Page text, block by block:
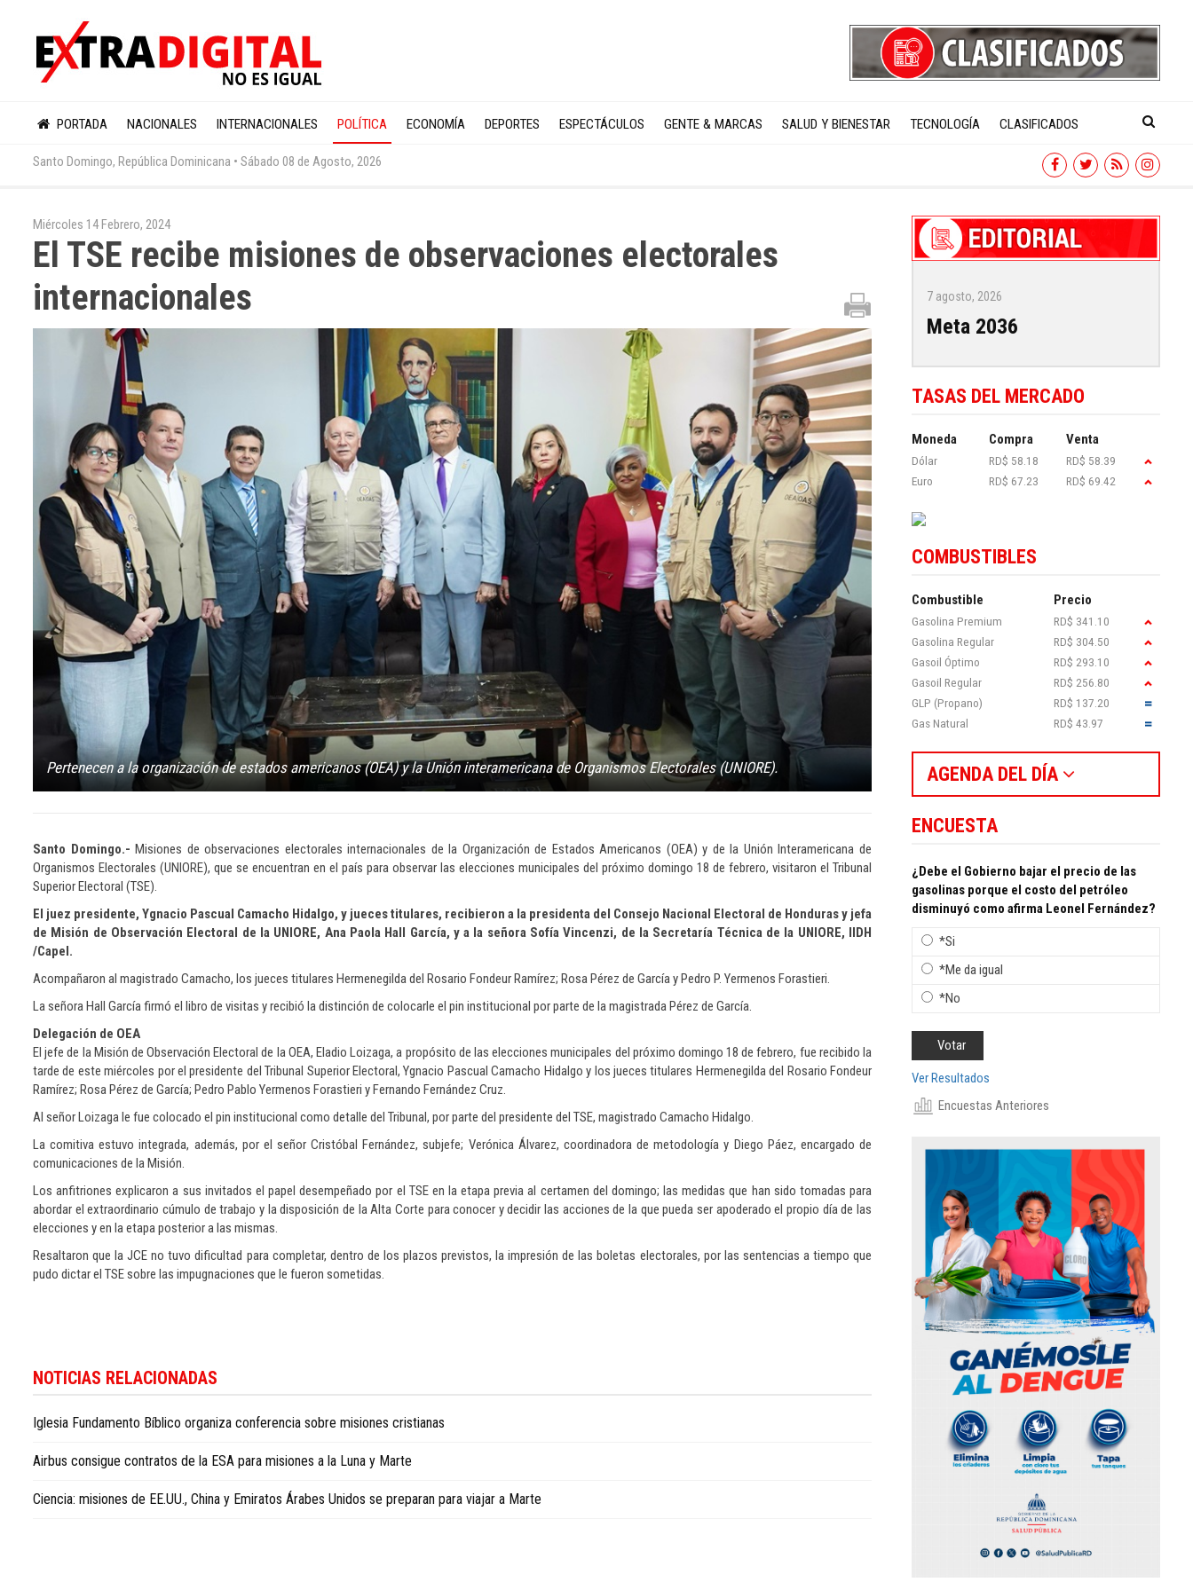
PORTADA NACIONALES INTERNACIONALES POLÍTICA ECONOMÍA DEPORTES ESPECTÁCULOS GENTE & MARCAS SALUD Y BIENESTAR TECNOLOGÍA CLASIFICADOS
Santo Domingo, República Dominicana • Sábado 08 de Agosto, 2026
Miércoles 14 Febrero, 2024
El TSE recibe misiones de observaciones electorales
internacionales
Pertenecen a la organización de estados americanos (OEA) y la Unión interamericana de Organismos Electorales (UNIORE).
Santo Domingo.- Misiones de observaciones electorales internacionales de la Organización de Estados Americanos (OEA) y de la Unión Interamericana de
Organismos Electorales (UNIORE), que se encuentran en el país para observar las elecciones municipales del próximo domingo 18 de febrero, visitaron el Tribunal
Superior Electoral (TSE).
El juez presidente, Ygnacio Pascual Camacho Hidalgo, y jueces titulares, recibieron a la presidenta del Consejo Nacional Electoral de Honduras y jefa
de Misión de Observación Electoral de la UNIORE, Ana Paola Hall García, y a la señora Sofía Vincenzi, de la Secretaría Técnica de la UNIORE, IIDH
/Capel.
Acompañaron al magistrado Camacho, los jueces titulares Hermenegilda del Rosario Fondeur Ramírez; Rosa Pérez de García y Pedro P. Yermenos Forastieri.
La señora Hall García firmó el libro de visitas y recibió la distinción de colocarle el pin institucional por parte de la magistrada Pérez de García.
Delegación de OEA
El jefe de la Misión de Observación Electoral de la OEA, Eladio Loizaga, a propósito de las elecciones municipales del próximo domingo 18 de febrero, fue recibido la
tarde de este miércoles por el presidente del Tribunal Superior Electoral, Ygnacio Pascual Camacho Hidalgo y los jueces titulares Hermenegilda del Rosario Fondeur
Ramírez; Rosa Pérez de García; Pedro Pablo Yermenos Forastieri y Fernando Fernández Cruz.
Al señor Loizaga le fue colocado el pin institucional como detalle del Tribunal, por parte del presidente del TSE, magistrado Camacho Hidalgo.
La comitiva estuvo integrada, además, por el señor Cristóbal Fernández, subjefe; Verónica Álvarez, coordinadora de metodología y Diego Páez, encargado de
comunicaciones de la Misión.
Los anfitriones explicaron a sus invitados el papel desempeñado por el TSE en la etapa previa al certamen del domingo; las medidas que han sido tomadas para
abordar el extraordinario cúmulo de trabajo y la disposición de la Alta Corte para conocer y decidir las acciones de la que pueda ser apoderado el propio día de las
elecciones y en la etapa posterior a las mismas.
Resaltaron que la JCE no tuvo dificultad para completar, dentro de los plazos previstos, la impresión de las boletas electorales, por las sentencias a tiempo que
pudo dictar el TSE sobre las impugnaciones que le fueron sometidas.
información
política
está
en
NOTICIAS RELACIONADAS
Iglesia Fundamento Bíblico organiza conferencia sobre misiones cristianas
Airbus consigue contratos de la ESA para misiones a la Luna y Marte
Ciencia: misiones de EE.UU., China y Emiratos Árabes Unidos se preparan para viajar a Marte
7 agosto, 2026
Meta 2036
TASAS DEL MERCADO
Moneda Compra Venta
Dólar RD$ 58.18
RD$ 58.39
Euro
RD$ 67.23 RD$ 69.42
COMBUSTIBLES
Combustible Precio
Gasolina Premium
RD$ 341.10
Gasolina Regular
RD$ 304.50
Gasoil Óptimo
RD$ 293.10
Gasoil Regular
RD$ 256.80
GLP (Propano)
RD$ 137.20
Gas Natural
RD$ 43.97
AGENDA DEL DÍA
ENCUESTA
¿Debe el Gobierno bajar el precio de las
gasolinas porque el costo del petróleo
disminuyó como afirma Leonel Fernández?
*Si
*Me da igual
*No
Ver Resultados
Encuestas Anteriores